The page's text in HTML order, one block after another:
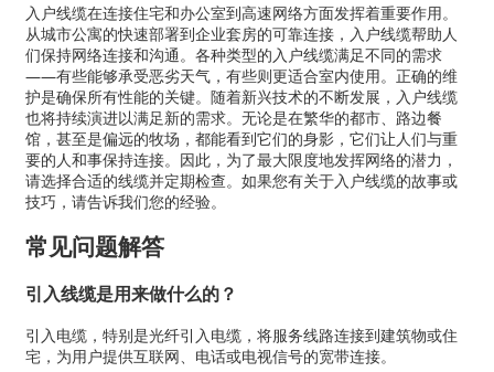
入户线缆在连接住宅和办公室到高速网络方面发挥着重要作用。
从城市公寓的快速部署到企业套房的可靠连接，入户线缆帮助人
们保持网络连接和沟通。各种类型的入户线缆满足不同的需求
——有些能够承受恶劣天气，有些则更适合室内使用。正确的维
护是确保所有性能的关键。随着新兴技术的不断发展，入户线缆
也将持续演进以满足新的需求。无论是在繁华的都市、路边餐
馆，甚至是偏远的牧场，都能看到它们的身影，它们让人们与重
要的人和事保持连接。因此，为了最大限度地发挥网络的潜力，
请选择合适的线缆并定期检查。如果您有关于入户线缆的故事或
技巧，请告诉我们您的经验。
常见问题解答
引入线缆是用来做什么的？
引入电缆，特别是光纤引入电缆，将服务线路连接到建筑物或住
宅，为用户提供互联网、电话或电视信号的宽带连接。